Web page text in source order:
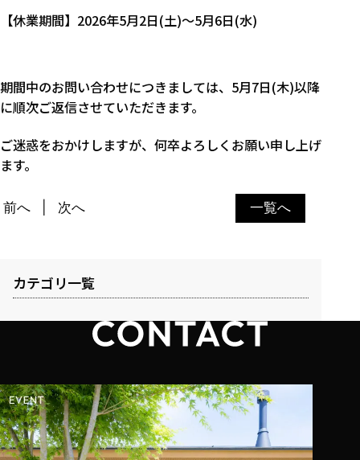
【休業期間】2026年5月2日(土)～5月6日(水)
期間中のお問い合わせにつきましては、5月7日(木)以降
に順次ご返信させていただきます。
ご迷惑をおかけしますが、何卒よろしくお願い申し上げ
ます。
一覧へ
前へ 次へ
カテゴリ一覧